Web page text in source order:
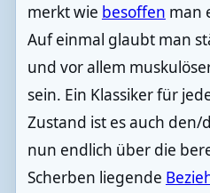
merkt wie besoffen man
Auf einmal glaubt man
und vor allem
sein. Ein Klassiker für
Zustand ist es auch den/
nun endlich über die
Scherben liegende